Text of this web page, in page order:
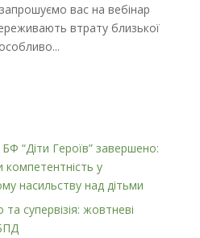
вас на вебінар
втрату близької
“Діти Героїв” завершено:
компетентність у
насильству над дітьми
супервізія: жовтневі